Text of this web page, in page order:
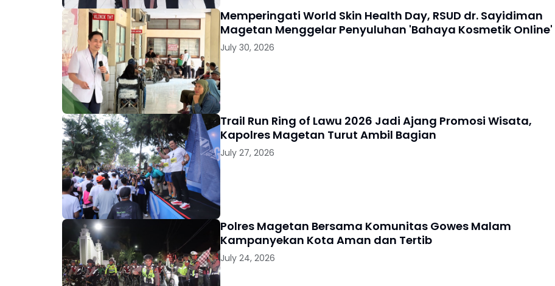
Memperingati World Skin Health Day, RSUD dr. Sayidiman
Magetan Menggelar Penyuluhan 'Bahaya Kosmetik Online'
July 30, 2026
Trail Run Ring of Lawu 2026 Jadi Ajang Promosi Wisata,
Kapolres Magetan Turut Ambil Bagian
July 27, 2026
Polres Magetan Bersama Komunitas Gowes Malam
Kampanyekan Kota Aman dan Tertib
July 24, 2026